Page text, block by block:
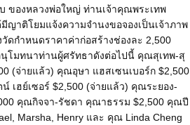
ของหลวงพ่อใหญ่ ท่านเจ้าคุณพระเทพ
ญาติโยมแจ้งความจำนงขอจองเป็นเจ้าภาพ
ดกำหนดราคาค่าก่อสร้างช่องละ 2,500
โมทนาท่านผู้ศรัทธาดังต่อไปนี้ คุณสุเทพ-สุ
(จ่ายแล้ว) คุณอุษา แฮสเซนเบอร์ก $2,500
เฮย์เซอร์ $2,500 (จ่ายแล้ว) คุณระยอง-
คุณกิจจา-รัชดา คุณาธรรม $2,500 คุณปี
Marsha, Henry และ คุณ Linda Cheng